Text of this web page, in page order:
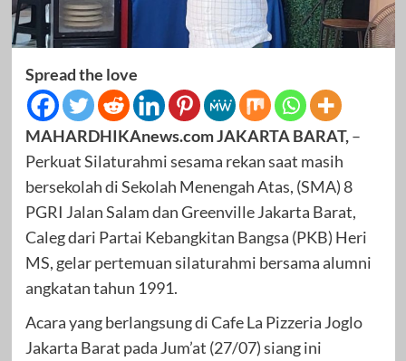
Spread the love
MAHARDHIKAnews.com JAKARTA BARAT,–
Perkuat Silaturahmi sesama rekan saat masih
bersekolah di Sekolah Menengah Atas, (SMA) 8
PGRI Jalan Salam dan Greenville Jakarta Barat,
Caleg dari Partai Kebangkitan Bangsa (PKB) Heri
MS, gelar pertemuan silaturahmi bersama alumni
angkatan tahun 1991.
Acara yang berlangsung di Cafe La Pizzeria Joglo
Jakarta Barat pada Jum’at (27/07) siang ini